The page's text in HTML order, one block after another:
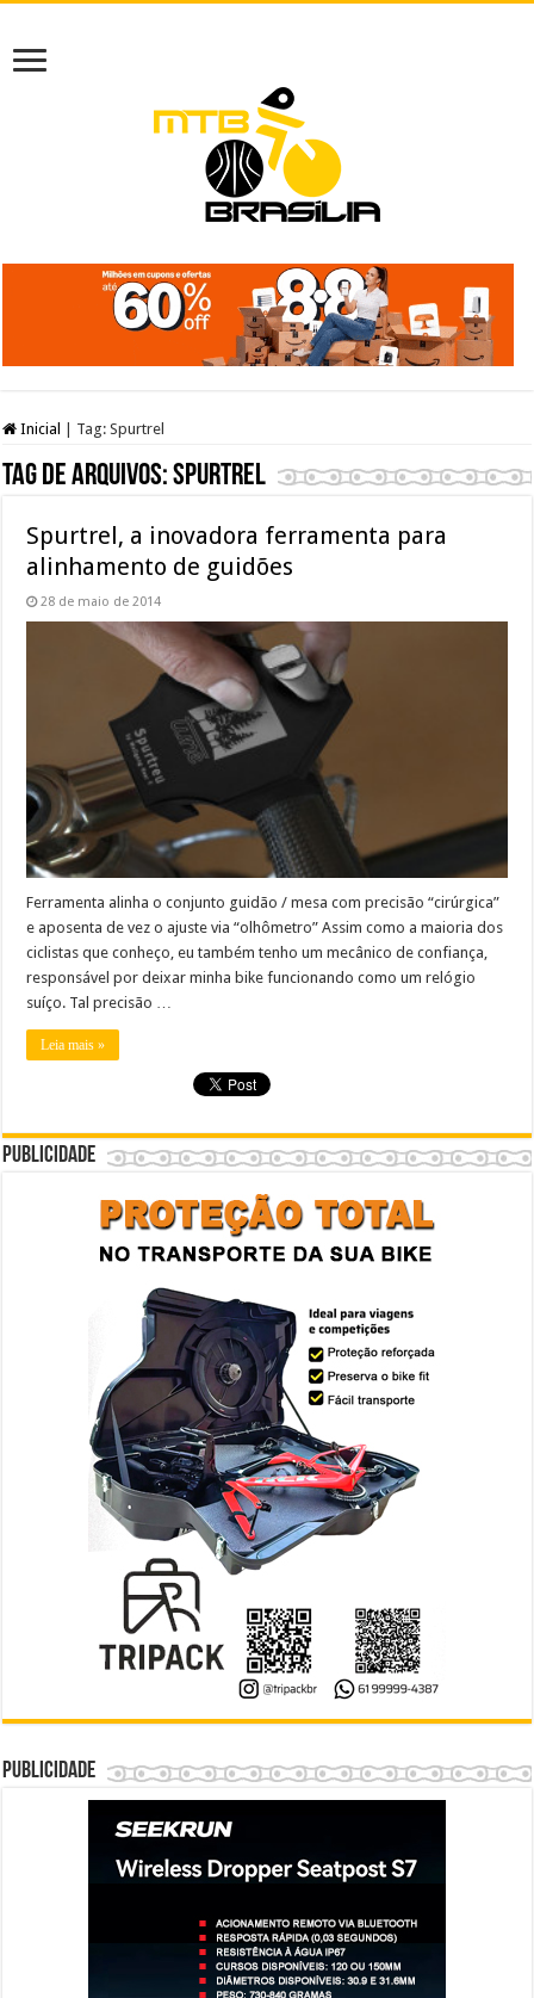
Inicial Tag:Spurtrel
Tag de arquivos:Spurtrel
Spurtrel, a inovadora ferramenta para
alinhamento de guidões
28 de maio de 2014
Ferramenta alinha o conjunto guidão / mesa com precisão “cirúrgica”
e aposenta de vez o ajuste via “olhômetro” Assim como a maioria dos
ciclistas que conheço, eu também tenho um mecânico de confiança,
responsável por deixar minha bike funcionando como um relógio
suíço. Tal precisão …
Leia mais »
Publicidade
Publicidade